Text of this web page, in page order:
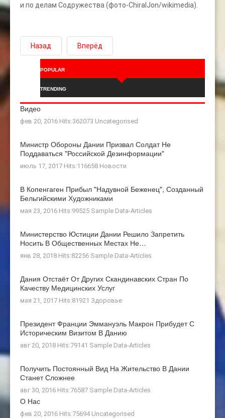
и по делам Содружества (фото-ChiralJon/wikimedia).
Назад Вперёд
POPULAR
TRENDING
Видео
фев 20, 2016 Hits:362073 Uncategorised
Министр Обороны Дании Призвал Солдат Не
Поддаваться "российской Дезинформации"
июль 17, 2017 Hits:116658 Новости
В Копенгаген Прибыл "Надувной Беженец", Созданный
Бельгийскими Художниками
мая 23, 2016 Hits:99525 Sample Data-Articles
Министерство Юстиции Дании Решило Запретить
Носить В Общественных Местах Не…
янв 28, 2018 Hits:82256 Sample Data-Articles
Дания Отстаёт От Других Скандинавских Стран По
Качеству Медицинских Услуг
мая 21, 2017 Hits:81921 Здоровье
Президент Франции Эммануэль Макрон Прибудет С
Историческим Визитом В Данию
авг 20, 2018 Hits:79141 Sample Data-Articles
Получить Постоянный Вид На Жительство В Дании
Станет Сложнее
авг 30, 2016 Hits:76587 Sample Data-Articles
О Нас
фев 20, 2016 Hits:75694 Uncategorised